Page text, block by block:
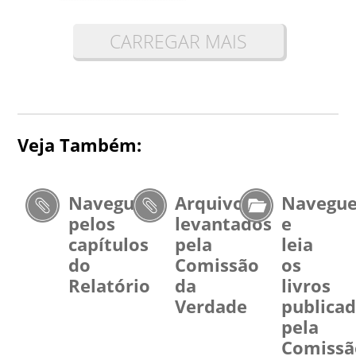
CARREGAR MAIS
Veja Também:
Navegue
pelos
capítulos
do
Relatório
Arquivos
levantados
pela
Comissão
da
Verdade
e
leia
os
livros
pela